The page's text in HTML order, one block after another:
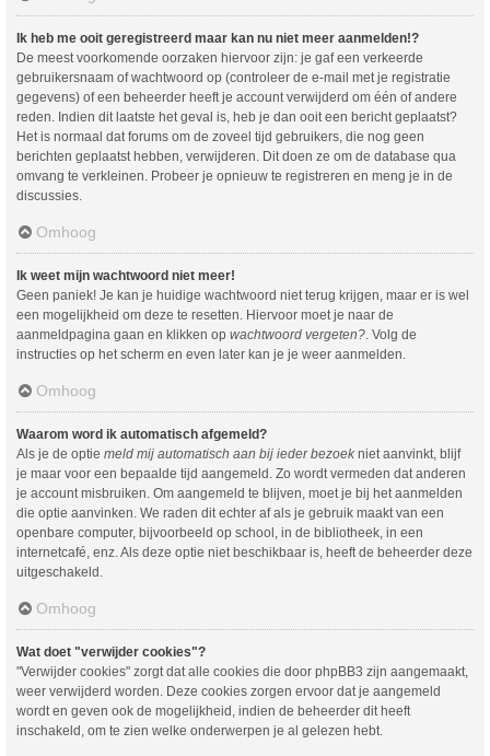
Ik heb me ooit geregistreerd maar kan nu niet meer aanmelden!?
De meest voorkomende oorzaken hiervoor zijn: je gaf een verkeerde
gebruikersnaam of wachtwoord op (controleer de e-mail met je registratie
gegevens) of een beheerder heeft je account verwijderd om één of andere
reden. Indien dit laatste het geval is, heb je dan ooit een bericht geplaatst?
Het is normaal dat forums om de zoveel tijd gebruikers, die nog geen
berichten geplaatst hebben, verwijderen. Dit doen ze om de database qua
omvang te verkleinen. Probeer je opnieuw te registreren en meng je in de
discussies.
Omhoog
Ik weet mijn wachtwoord niet meer!
Geen paniek! Je kan je huidige wachtwoord niet terug krijgen, maar er is wel
een mogelijkheid om deze te resetten. Hiervoor moet je naar de
aanmeldpagina gaan en klikken op wachtwoord vergeten? . Volg de
instructies op het scherm en even later kan je je weer aanmelden.
Omhoog
Waarom word ik automatisch afgemeld?
Als je de optie meld mij automatisch aan bij ieder bezoek niet aanvinkt, blijf
je maar voor een bepaalde tijd aangemeld. Zo wordt vermeden dat anderen
je account misbruiken. Om aangemeld te blijven, moet je bij het aanmelden
die optie aanvinken. We raden dit echter af als je gebruik maakt van een
openbare computer, bijvoorbeeld op school, in de bibliotheek, in een
internetcafé, enz. Als deze optie niet beschikbaar is, heeft de beheerder deze
uitgeschakeld.
Omhoog
Wat doet "verwijder cookies"?
"Verwijder cookies" zorgt dat alle cookies die door phpBB3 zijn aangemaakt,
weer verwijderd worden. Deze cookies zorgen ervoor dat je aangemeld
wordt en geven ook de mogelijkheid, indien de beheerder dit heeft
inschakeld, om te zien welke onderwerpen je al gelezen hebt.